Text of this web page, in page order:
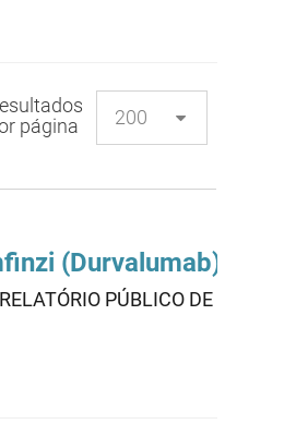
página
(Durvalumab)002
PÚBLICO DE